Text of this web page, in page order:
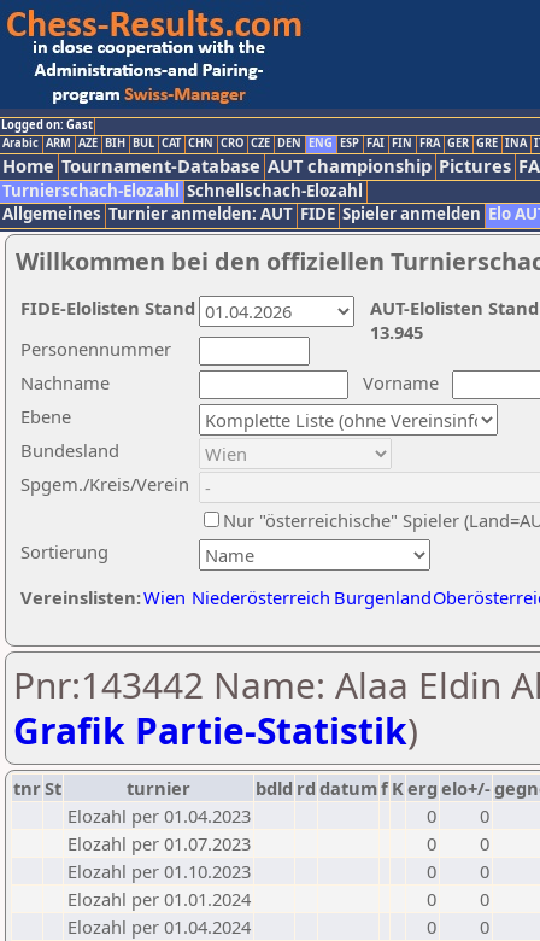
Logged on: Gast
Arabic ARM AZE BIH BUL CAT CHN CRO CZE DEN ENG ESP FAI FIN FRA GER GRE INA
Home Tournament-Database AUT championship Pictures
Turnierschach-Elozahl Schnellschach-Elozahl
Allgemeines Turnier anmelden: AUT FIDE Spieler anmelden Elo
Willkommen bei den offiziellen
Nachname
Vorname
Ebene
Sortierung
Personennummer
Bundesland
Spgem./Kreis/Verein
Nur "österreichische" Spieler
Vereinslisten:Wien Niederösterreich Burgenland
AUT-Elolisten
13.945
FIDE-Elolisten Stand
Pnr:143442 Name: Alaa Eldin
Grafik Partie-Statistik)
tnrSt turnier bdld rd datumf Kerg elo+/-
Elozahl per 01.04.2023
0
0
Elozahl per 01.07.2023
0
0
Elozahl per 01.10.2023
0
0
Elozahl per 01.01.2024
0
0
Elozahl per 01.04.2024
0
0